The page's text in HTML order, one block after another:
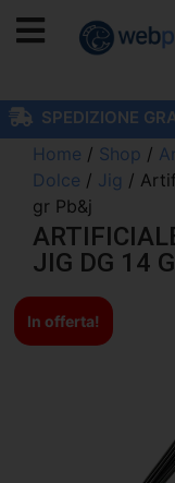
SPEDIZIONE
Home / Shop /
Dolce / Jig /
gr Pb&j
JIG DG 14
In offerta!